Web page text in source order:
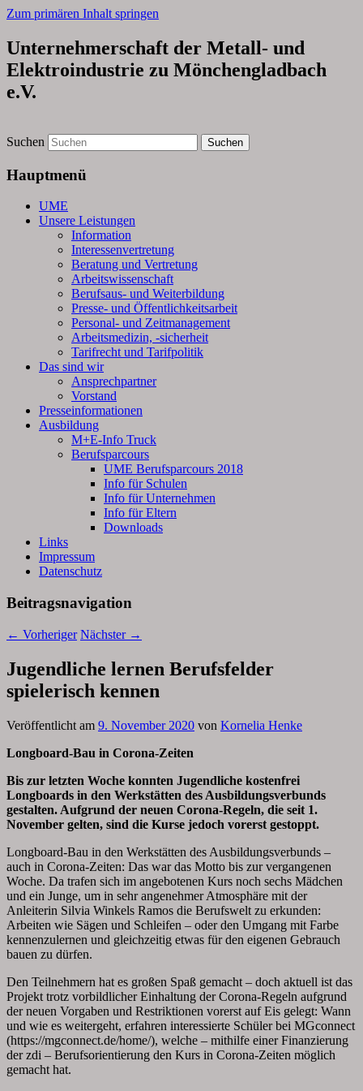
Zum primären Inhalt springen
Unternehmerschaft der Metall- und
Elektroindustrie zu Mönchengladbach
e.V.
Suchen
Hauptmenü
UME
Unsere Leistungen
Information
Interessenvertretung
Beratung und Vertretung
Arbeitswissenschaft
Berufsaus- und Weiterbildung
Presse- und Öffentlichkeitsarbeit
Personal- und Zeitmanagement
Arbeitsmedizin, -sicherheit
Tarifrecht und Tarifpolitik
Das sind wir
Ansprechpartner
Vorstand
Presseinformationen
Ausbildung
M+E-Info Truck
Berufsparcours
UME Berufsparcours 2018
Info für Schulen
Info für Unternehmen
Info für Eltern
Downloads
Links
Impressum
Datenschutz
Beitragsnavigation
← Vorheriger Nächster →
Jugendliche lernen Berufsfelder
spielerisch kennen
Veröffentlicht am 9. November 2020 von Kornelia Henke
Longboard-Bau in Corona-Zeiten
Bis zur letzten Woche konnten Jugendliche kostenfrei
Longboards in den Werkstätten des Ausbildungsverbunds
gestalten. Aufgrund der neuen Corona-Regeln, die seit 1.
November gelten, sind die Kurse jedoch vorerst gestoppt.
Longboard-Bau in den Werkstätten des Ausbildungsverbunds –
auch in Corona-Zeiten: Das war das Motto bis zur vergangenen
Woche. Da trafen sich im angebotenen Kurs noch sechs Mädchen
und ein Junge, um in sehr angenehmer Atmosphäre mit der
Anleiterin Silvia Winkels Ramos die Berufswelt zu erkunden:
Arbeiten wie Sägen und Schleifen – oder den Umgang mit Farbe
kennenzulernen und gleichzeitig etwas für den eigenen Gebrauch
bauen zu dürfen.
Den Teilnehmern hat es großen Spaß gemacht – doch aktuell ist das
Projekt trotz vorbildlicher Einhaltung der Corona-Regeln aufgrund
der neuen Vorgaben und Restriktionen vorerst auf Eis gelegt: Wann
und wie es weitergeht, erfahren interessierte Schüler bei MGconnect
(https://mgconnect.de/home/), welche – mithilfe einer Finanzierung
der zdi – Berufsorientierung den Kurs in Corona-Zeiten möglich
gemacht hat.